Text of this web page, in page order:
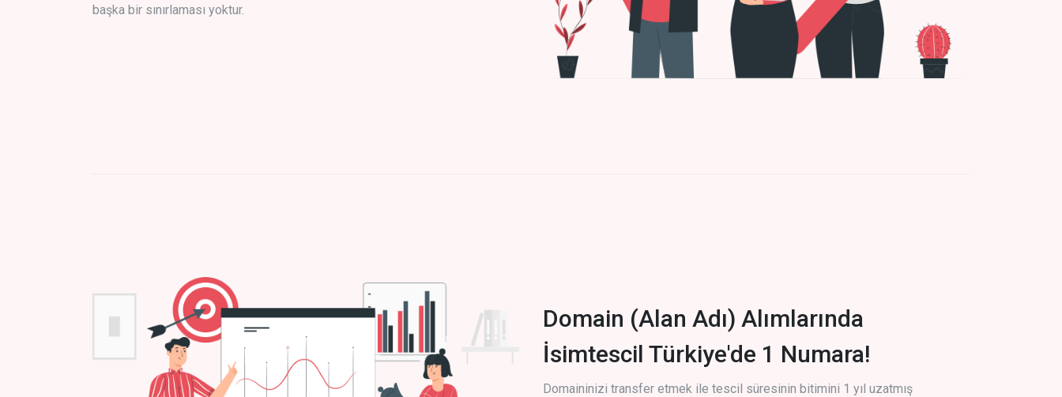
başka bir sınırlaması yoktur.
Domain (Alan Adı) Alımlarında
İsimtescil Türkiye'de 1 Numara!
Domaininizi transfer etmek ile tescil süresinin bitimini 1 yıl uzatmış